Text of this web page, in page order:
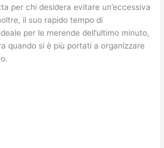
per chi desidera evitare un’eccessiva
il suo rapido tempo di
per le merende dell’ultimo minuto,
quando si è più portati a organizzare